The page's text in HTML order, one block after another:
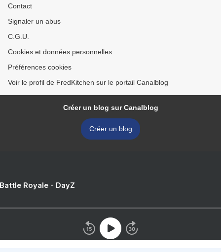
Contact
Signaler un abus
C.G.U.
Cookies et données personnelles
Préférences cookies
Voir le profil de FredKitchen sur le portail Canalblog
Créer un blog sur Canalblog
Créer un blog
Royale - DayZ